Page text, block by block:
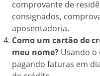
comprovante de
consignados,
aposentadoria.
Como um cartão de
meu nome? Usando
pagando faturas em